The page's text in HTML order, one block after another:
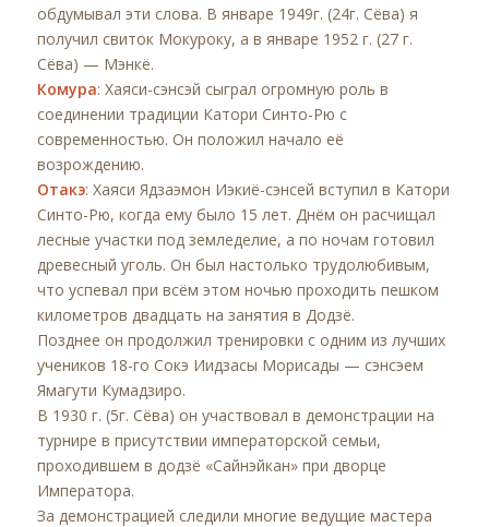
обдумывал эти слова. В январе 1949г. (24г. Сёва) я
получил свиток Мокуроку, а в январе 1952 г. (27 г.
Сёва) — Мэнкё.
Комура: Хаяси-сэнсэй сыграл огромную роль в
соединении традиции Катори Синто-Рю с
современностью. Он положил начало её
возрождению.
Отакэ: Хаяси Ядзаэмон Иэкиё-сэнсей вступил в Катори
Синто-Рю, когда ему было 15 лет. Днём он расчищал
лесные участки под земледелие, а по ночам готовил
древесный уголь. Он был настолько трудолюбивым,
что успевал при всём этом ночью проходить пешком
километров двадцать на занятия в Додзё.
Позднее он продолжил тренировки с одним из лучших
учеников 18-го Сокэ Иидзасы Морисады — сэнсэем
Ямагути Кумадзиро.
В 1930 г. (5г. Сёва) он участвовал в демонстрации на
турнире в присутствии императорской семьи,
проходившем в додзё «Сайнэйкан» при дворце
Императора.
За демонстрацией следили многие ведущие мастера